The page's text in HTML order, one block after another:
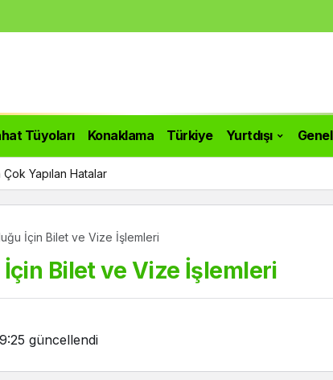
Tüyoları Konaklama Türkiye Yurtdışı Genel
Yapılan Hatalar
İçin Bilet ve Vize İşlemleri
Bilet ve Vize İşlemleri
güncellendi